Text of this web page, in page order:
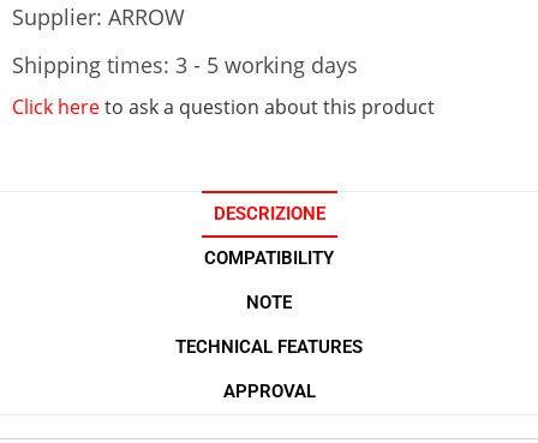
Supplier: ARROW
Shipping times: 3 - 5 working days
Click hereto ask a question about this product
DESCRIZIONE
COMPATIBILITY
NOTE
TECHNICAL FEATURES
APPROVAL